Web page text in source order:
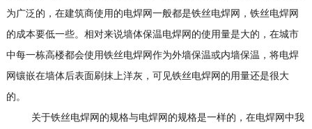
为广泛的，在建筑商使用的电焊网一般都是铁丝电焊网，铁丝电焊网
的成本要低一些。相对来说墙体保温电焊网的使用量是大的，在城市
中每一栋高楼都会使用铁丝电焊网作为外墙保温或内墙保温，将电焊
网镶嵌在墙体后表面刷抹上洋灰，可见铁丝电焊网的用量还是很大
的。
关于铁丝电焊网的规格与电焊网的规格是一样的，在电焊网中我